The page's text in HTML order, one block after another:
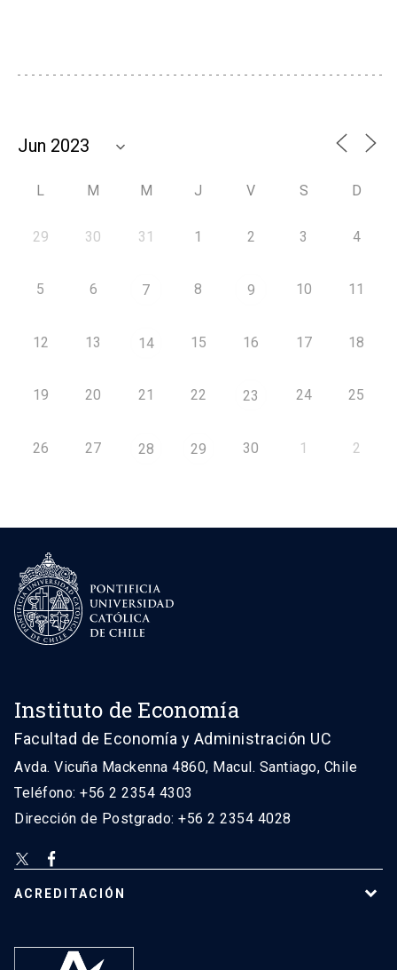
L M M J V S D
29 30 31 1 2 3 4
5 6 7 8 9 10 11
12 13 14 15 16 17 18
19 20 21 22 23 24 25
26 27 28 29 30 1 2
Instituto de Economía
Facultad de Economía y Administración UC
Avda. Vicuña Mackenna 4860, Macul. Santiago, Chile
Teléfono: +56 2 2354 4303
Dirección de Postgrado: +56 2 2354 4028
ACREDITACIÓN